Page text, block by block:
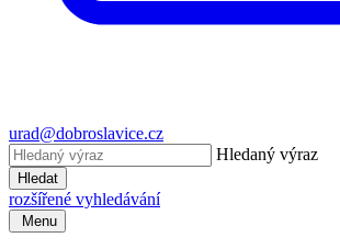
urad@dobroslavice.cz
Hledaný výraz
Hledat
rozšířené vyhledávání
Menu